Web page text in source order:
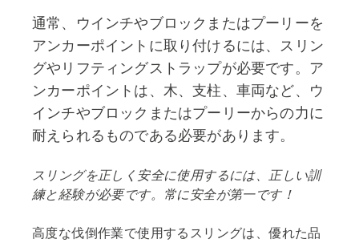
通常、ウインチやブロックまたはプーリーを
アンカーポイントに取り付けるには、スリン
グやリフティングストラップが必要です。ア
ンカーポイントは、木、支柱、車両など、ウ
インチやブロックまたはプーリーからの力に
耐えられるものである必要があります。
スリングを正しく安全に使用するには、正しい訓
練と経験が必要です。常に安全が第一です！
高度な伐倒作業で使用するスリングは、優れた品